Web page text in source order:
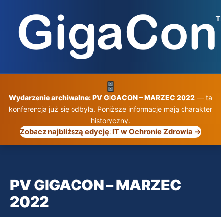
treści
Wydarzenie archiwalne: PV GIGACON – MARZEC 2022 — ta
konferencja już się odbyła. Poniższe informacje mają charakter
historyczny.
Zobacz najbliższą edycję: IT w Ochronie Zdrowia →
PV GIGACON – MARZEC
2022